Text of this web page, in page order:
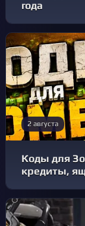
года
2 августа
Коды для
кредиты,